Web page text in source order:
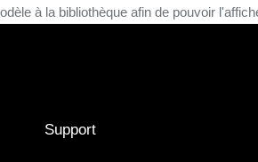
à la bibliothèque afin de pouvoir
Support